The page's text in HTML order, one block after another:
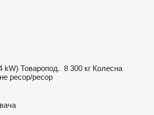
kW) Товаропод. 8 300 кг Колесна
ресор/ресор